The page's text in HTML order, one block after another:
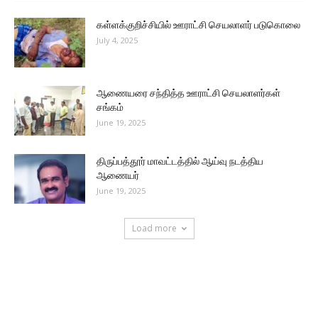
கள்ளக்குறிச்சியில் ஊராட்சி செயலாளர் படுகொலை
July 4, 2025
ஆணையரை சந்தித்த ஊராட்சி செயலாளர்கள்
சங்கம்
June 19, 2025
திருப்பத்தூர் மாவட்டத்தில் ஆய்வு நடத்திய
ஆணையர்
June 19, 2025
Load more